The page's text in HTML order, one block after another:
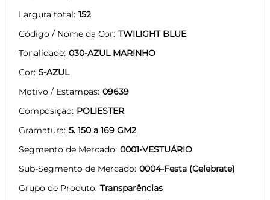
Largura total 152
Código / Nome da Cor TWILIGHT BLUE
Tonalidade 030-AZUL MARINHO
Cor 5-AZUL
Motivo / Estampas 09639
Composição POLIESTER
Gramatura 5. 150 a 169 GM2
Segmento de Mercado 0001-VESTUÁRIO
Sub-Segmento de Mercado 0004-Festa (Celebrate)
Grupo de Produto Transparências